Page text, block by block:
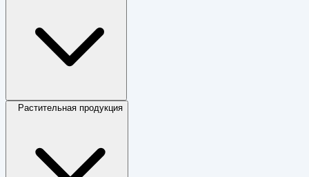
Растительная продукция